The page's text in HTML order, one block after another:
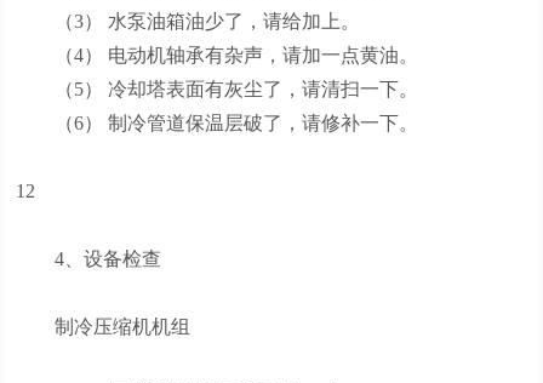
（3） 水泵油箱油少了，请给加上。
（4） 电动机轴承有杂声，请加一点黄油。
（5） 冷却塔表面有灰尘了，请清扫一下。
（6） 制冷管道保温层破了，请修补一下。
12
4、设备检查
制冷压缩机机组